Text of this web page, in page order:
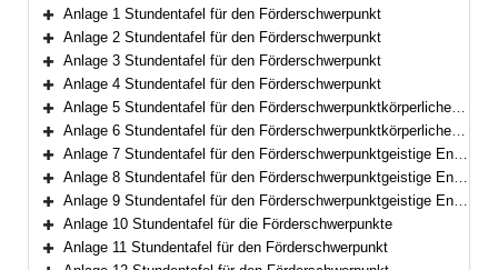
Bereich erweitern
Anlage 1 Stundentafel für den Förderschwerpunkt
Bereich erweitern
Anlage 2 Stundentafel für den Förderschwerpunkt
Bereich erweitern
Anlage 3 Stundentafel für den Förderschwerpunkt
Bereich erweitern
Anlage 4 Stundentafel für den Förderschwerpunkt
Bereich erweitern
Anlage 5 Stundentafel für den Förderschwerpunktkörperliche und motorische Entwicklung
Bereich erweitern
Anlage 6 Stundentafel für den Förderschwerpunktkörperliche und motorische Entwicklung
Bereich erweitern
Anlage 7 Stundentafel für den Förderschwerpunktgeistige Entwicklung
Bereich erweitern
Anlage 8 Stundentafel für den Förderschwerpunktgeistige Entwicklung
Bereich erweitern
Anlage 9 Stundentafel für den Förderschwerpunktgeistige Entwicklung
Bereich erweitern
Anlage 10 Stundentafel für die Förderschwerpunkte
Bereich erweitern
Anlage 11 Stundentafel für den Förderschwerpunkt